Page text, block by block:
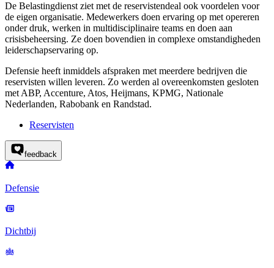
De Belastingdienst ziet met de reservistendeal ook voordelen voor
de eigen organisatie. Medewerkers doen ervaring op met opereren
onder druk, werken in multidisciplinaire teams en doen aan
crisisbeheersing. Ze doen bovendien in complexe omstandigheden
leiderschapservaring op.
Defensie heeft inmiddels afspraken met meerdere bedrijven die
reservisten willen leveren. Zo werden al overeenkomsten gesloten
met ABP, Accenture, Atos, Heijmans, KPMG, Nationale
Nederlanden, Rabobank en Randstad.
Reservisten
feedback
Defensie
Dichtbij